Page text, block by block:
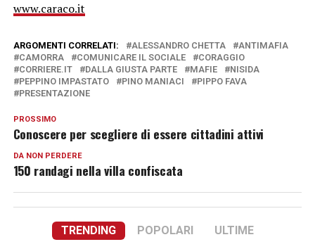
www.caraco.it
ARGOMENTI CORRELATI: ALESSANDRO CHETTA
ANTIMAFIA
CAMORRA
COMUNICARE IL SOCIALE
CORAGGIO
CORRIERE.IT
DALLA GIUSTA PARTE MAFIE
NISIDA
PEPPINO IMPASTATO
PINO MANIACI
PIPPO FAVA
PRESENTAZIONE
PROSSIMO
Conoscere per scegliere di essere cittadini attivi
DA NON PERDERE
150 randagi nella villa confiscata
TRENDING POPOLARI ULTIME